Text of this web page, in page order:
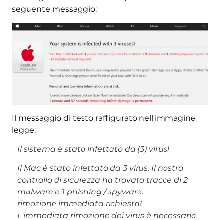
seguente messaggio:
Il messaggio di testo raffigurato nell'immagine
legge:
Il sistema è stato infettato da (3) virus!
Il Mac è stato infettato da 3 virus. Il nostro
controllo di sicurezza ha trovato tracce di 2
malware e 1 phishing / spyware.
rimozione immediata richiesta!
L'immediata rimozione dei virus è necessario